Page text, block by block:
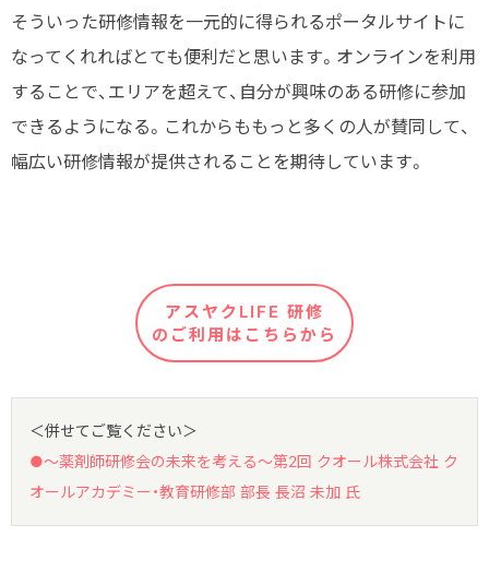
そういった研修情報を一元的に得られるポータルサイトに
なってくれればとても便利だと思います。オンラインを利用
することで、エリアを超えて、自分が興味のある研修に参加
できるようになる。これからももっと多くの人が賛同して、
幅広い研修情報が提供されることを期待しています。
アスヤクLIFE 研修
のご利用はこちらから
＜併せてご覧ください＞
●〜薬剤師研修会の未来を考える〜第2回 クオール株式会社 ク
オールアカデミー・教育研修部 部長 長沼 未加 氏